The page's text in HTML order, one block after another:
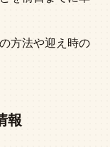
方法や迎え時の
報